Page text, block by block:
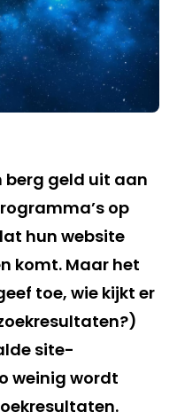
berg geld uit aan
op
hun website
komt. Maar het
toe, wie kijkt er
site-
weinig wordt